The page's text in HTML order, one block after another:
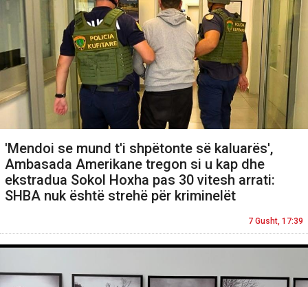
'Mendoi se mund t'i shpëtonte së kaluarës',
Ambasada Amerikane tregon si u kap dhe
ekstradua Sokol Hoxha pas 30 vitesh arrati:
SHBA nuk është strehë për kriminelët
7 Gusht, 17:39